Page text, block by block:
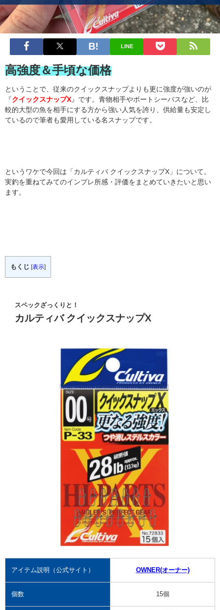
LINE
高強度＆手頃な価格
ということで、従来のクイックスナップよりも更に強度が強いのが
『クイックスナップX 』です。青物相手やボートシーバスなど、比
較的大型の魚を相手にする方から強い人気を誇り、供給量も安定し
ているので筆者も愛用している名スナップです。
というワケで今回は「カルティバ クイックスナップX」について。
実釣を重ねてみてのインプレ所感・評価をまとめていきたいと思い
ます。
もくじ [表示]
スペックざっくりと！
カルティバ クイックスナップX
アイテム説明（公式サイト） OWNER(オーナー)
個数 15個